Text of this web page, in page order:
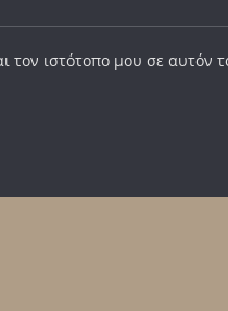
τον ιστότοπο μου σε αυτόν